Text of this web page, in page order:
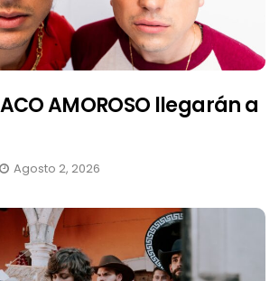
AMOROSO llegarán a
Agosto 2, 2026